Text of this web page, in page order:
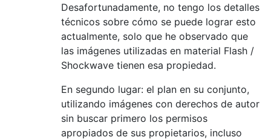
Desafortunadamente, no tengo los detalles
técnicos sobre cómo se puede lograr esto
actualmente, solo que he observado que
las imágenes utilizadas en material Flash /
Shockwave tienen esa propiedad.
En segundo lugar: el plan en su conjunto,
utilizando imágenes con derechos de autor
sin buscar primero los permisos
apropiados de sus propietarios, incluso